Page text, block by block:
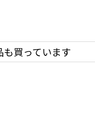
買っています